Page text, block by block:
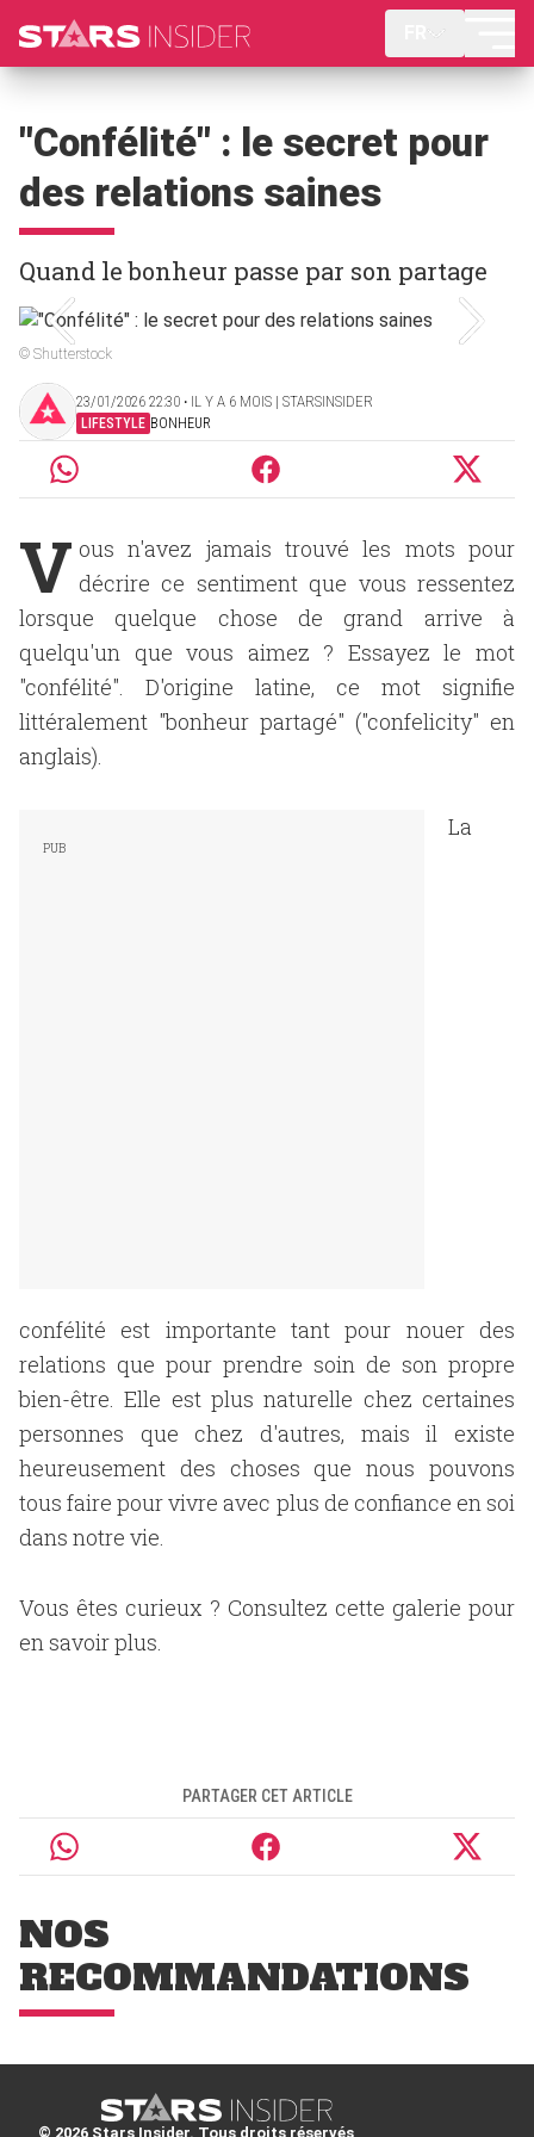
"Confélité" : le secret pour
des relations saines
Quand le bonheur passe par son partage
© Shutterstock
23/01/2026 22:30 ‧ IL Y A 6 MOIS | STARSINSIDER
LIFESTYLE BONHEUR
V ous n'avez jamais trouvé les mots pour
décrire ce sentiment que vous ressentez
lorsque quelque chose de grand arrive à
quelqu'un que vous aimez ? Essayez le mot
"confélité". D'origine latine, ce mot signifie
littéralement "bonheur partagé" ("confelicity" en
anglais).
La
confélité est importante tant pour nouer des
relations que pour prendre soin de son propre
bien-être. Elle est plus naturelle chez certaines
personnes que chez d'autres, mais il existe
heureusement des choses que nous pouvons
tous faire pour vivre avec plus de confiance en soi
dans notre vie.
Vous êtes curieux ? Consultez cette galerie pour
en savoir plus.
PARTAGER CET ARTICLE
NOS
RECOMMANDATIONS
© 2026 Stars Insider. Tous droits réservés